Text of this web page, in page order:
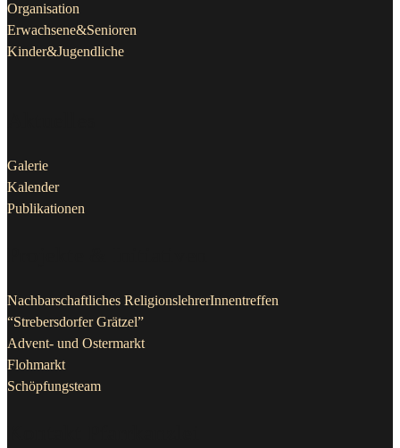
Organisation
Erwachsene&Senioren
Kinder&Jugendliche
Galerie
Kalender
Publikationen
Nachbarschaftliches ReligionslehrerInnentreffen
“Strebersdorfer Grätzel”
Advent- und Ostermarkt
Flohmarkt
Schöpfungsteam